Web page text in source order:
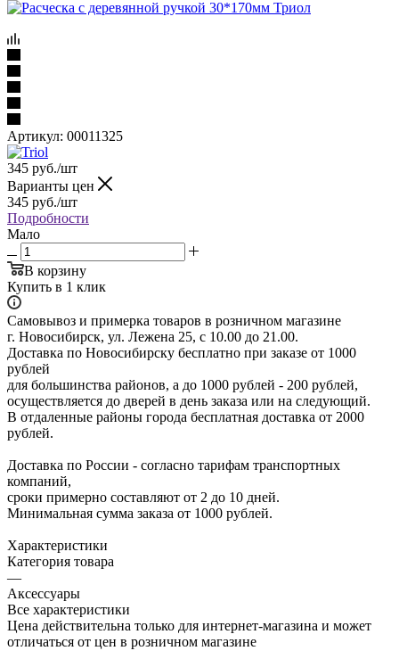
Артикул: 00011325
345 руб./шт
Варианты цен
345 руб./шт
Подробности
Мало
В корзину
Купить в 1 клик
Самовывоз и примерка товаров в розничном магазине
г. Новосибирск, ул. Лежена 25, с 10.00 до 21.00.
Доставка по Новосибирску бесплатно при заказе от 1000
рублей
для большинства районов, а до 1000 рублей - 200 рублей,
осуществляется до дверей в день заказа или на следующий.
В отдаленные районы города бесплатная доставка от 2000
рублей.
Доставка по России - согласно тарифам транспортных
компаний,
сроки примерно составляют от 2 до 10 дней.
Минимальная сумма заказа от 1000 рублей.
Характеристики
Категория товара
—
Аксессуары
Все характеристики
Цена действительна только для интернет-магазина и может
отличаться от цен в розничном магазине